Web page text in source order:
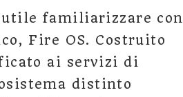
familiarizzare con
Fire OS. Costruito
ai servizi di
distinto